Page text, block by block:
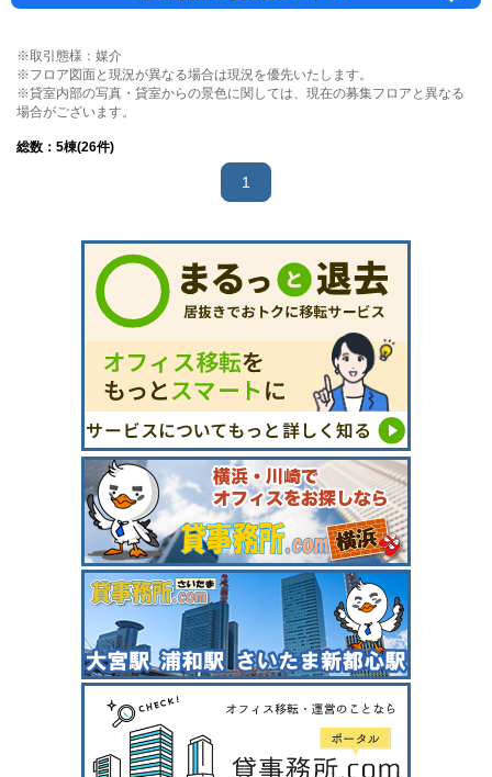
※取引態様：媒介
※フロア図面と現況が異なる場合は現況を優先いたします。
※貸室内部の写真・貸室からの景色に関しては、現在の募集フロアと異なる
場合がございます。
総数： 5棟(26件)
1